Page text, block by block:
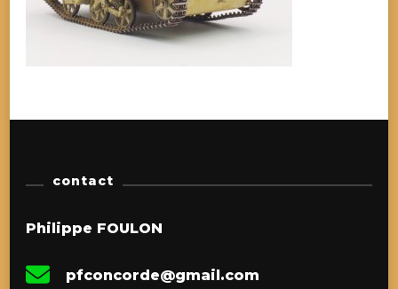
contact
Philippe FOULON
pfconcorde@gmail.com